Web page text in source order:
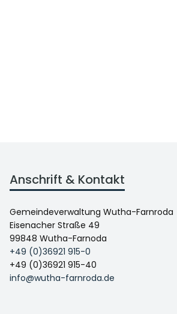
Anschrift & Kontakt
Gemeindeverwaltung Wutha-Farnroda
Eisenacher Straße 49
99848 Wutha-Farnoda
+49 (0)36921 915-0
+49 (0)36921 915-40
info@wutha-farnroda.de